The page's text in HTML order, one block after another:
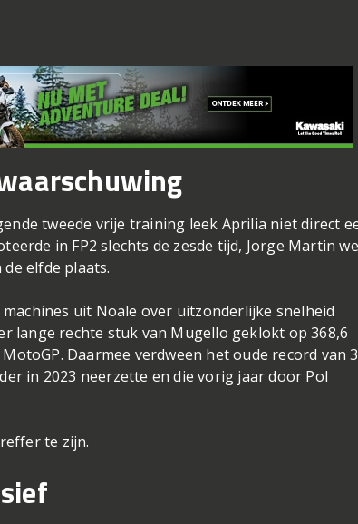
tweede vrije training leek Aprilia niet direct
in FP2 slechts de zesde tijd, Jorge Martin
elfde plaats.
uit Noale over uitzonderlijke snelheid
lange rechte stuk van Mugello geklokt op 368,6
Daarmee verdween het oude record van
in 2023 neerzette en die vorig jaar door Pol
te zijn.